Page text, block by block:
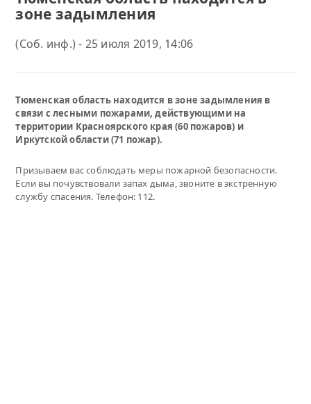
зоне задымления
(Соб. инф.) - 25 июля 2019, 14:06
Тюменская область находится в зоне задымления в
связи с лесными пожарами, действующими на
территории Красноярского края (60 пожаров) и
Иркутской области (71 пожар).
Призываем вас соблюдать меры пожарной безопасности.
Если вы почувствовали запах дыма, звоните в экстренную
службу спасения. Телефон: 112.